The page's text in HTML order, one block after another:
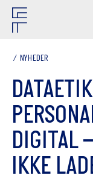
NYHEDER
DIGITAL
IKKE